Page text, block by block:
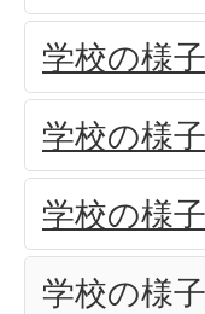
学校の様
学校の様
学校の様
学校の様